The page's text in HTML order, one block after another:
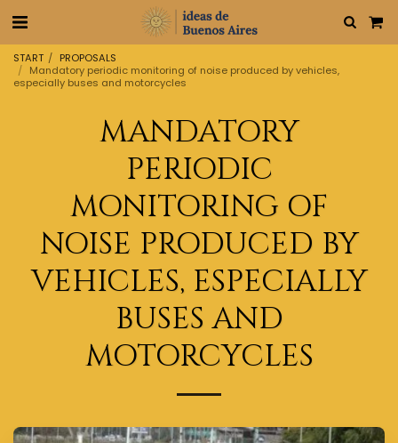
START
PROPOSALS
Mandatory periodic monitoring of noise produced by vehicles,
especially buses and motorcycles
MANDATORY
PERIODIC
MONITORING OF
NOISE PRODUCED BY
VEHICLES, ESPECIALLY
BUSES AND
MOTORCYCLES